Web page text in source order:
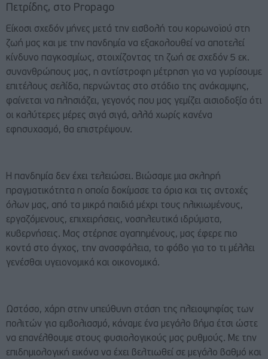
Πετρίδης, στο Propago
Είκοσι σχεδόν μήνες μετά την εισβολή του κορωνοϊού στη
ζωή μας και με την πανδημία να εξακολουθεί να αποτελεί
κίνδυνο παγκοσμίως, στοιχίζοντας τη ζωή σε σχεδόν 5 εκ.
συνανθρώπους μας, η αντίστροφη μέτρηση για να γυρίσουμε
επιτέλους σελίδα, περνώντας στο στάδιο της ανάκαμψης,
φαίνεται να πλησιάζει, γεγονός που μας γεμίζει αισιοδοξία ότι
οι καλύτερες μέρες σιγά σιγά, αλλά χωρίς κανένα
εφησυχασμό, θα επιστρέψουν.
Η πανδημία δεν έχει τελειώσει. Βιώσαμε μια σκληρή
πραγματικότητα η οποία δοκίμασε τα όρια και τις αντοχές
όλων μας, από τα μικρά παιδιά μέχρι τους ηλικιωμένους,
εργαζόμενους, επιχειρήσεις, νοσηλευτικά ιδρύματα,
κυβερνήσεις. Μας στέρησε αγαπημένους, μας έφερε πιο
κοντά στο άγχος, την ανασφάλεια, το φόβο για το τι μέλλει
γενέσθαι υγειονομικά και οικονομικά.
Ωστόσο, χάρη στην υπεύθυνη στάση της πλειοψηφίας των
πολιτών για εμβολιασμό, κάναμε ένα μεγάλο βήμα έτσι ώστε
να επανέλθουμε στους φυσιολογικούς μας ρυθμούς. Με την
επιδημιολογική εικόνα να έχει βελτιωθεί σε μεγάλο βαθμό και